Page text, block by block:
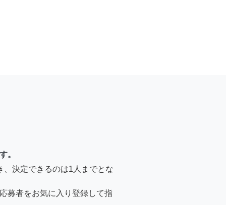
。
、決定できるのは1人までとな
募者をお気に入り登録して指